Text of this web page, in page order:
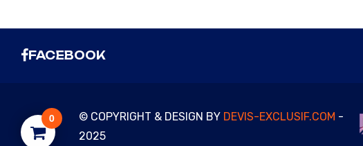
FACEBOOK
© COPYRIGHT & DESIGN BY DEVIS-EXCLUSIF.COM -
2025
0